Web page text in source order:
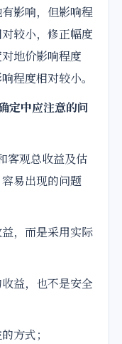
影响，但影响程
较小，修正幅度
地价影响程度
程度相对较小。
定中应注意的问
观总收益及估
易出现的问题
，而是采用实际
益，也不是安全
方式；